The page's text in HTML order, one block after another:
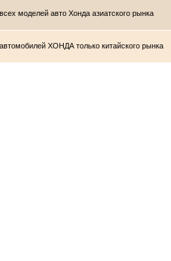
моделей авто Хонда азиатского рынка
ХОНДА только китайского рынка